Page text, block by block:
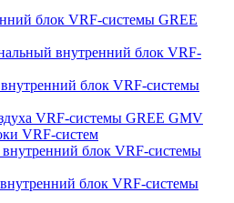
блок VRF-системы GREE
внутренний блок VRF-
блок VRF-системы
VRF-системы GREE GMV
VRF-систем
блок VRF-системы
блок VRF-системы